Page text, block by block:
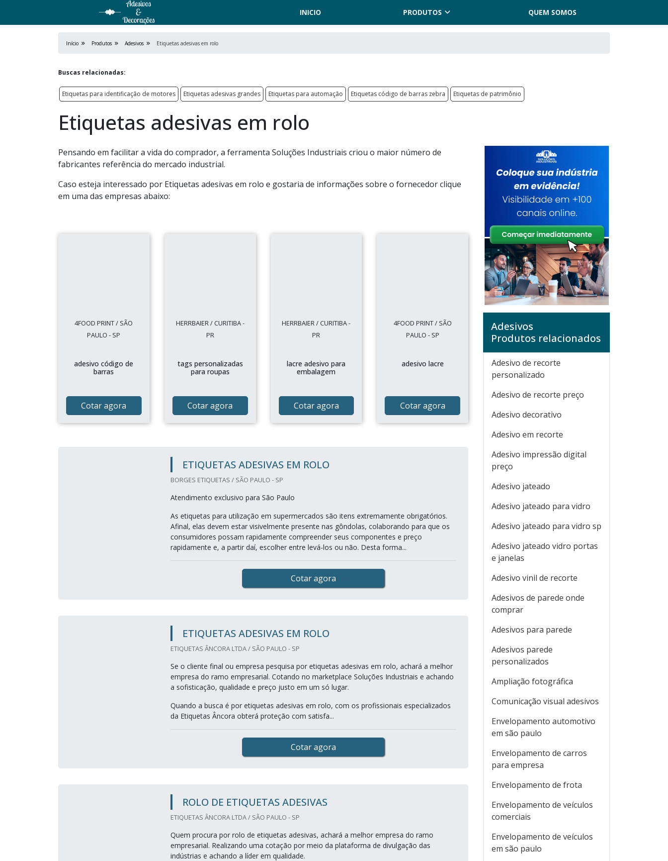
INICIO PRODUTOS QUEM SOMOS
Início Produtos Adesivos Etiquetas adesivas em rolo
Buscas relacionadas:
Etiquetas para identificação de motores Etiquetas adesivas grandes Etiquetas para automação Etiquetas código de barras zebra Etiquetas de patrimônio
Etiquetas adesivas em rolo
Pensando em facilitar a vida do comprador, a ferramenta Soluções Industriais criou o maior número de
fabricantes referência do mercado industrial.
Caso esteja interessado por Etiquetas adesivas em rolo e gostaria de informações sobre o fornecedor clique
em uma das empresas abaixo:
4FOOD PRINT / SÃO
PAULO - SP
adesivo código de
barras
Cotar agora
HERRBAIER / CURITIBA -
PR
tags personalizadas
para roupas
Cotar agora
HERRBAIER / CURITIBA -
PR
lacre adesivo para
embalagem
Cotar agora
4FOOD PRINT / SÃO
PAULO - SP
adesivo lacre
Cotar agora
ETIQUETAS ADESIVAS EM ROLO
BORGES ETIQUETAS / SÃO PAULO - SP
Atendimento exclusivo para São Paulo
As etiquetas para utilização em supermercados são itens extremamente obrigatórios.
Afinal, elas devem estar visivelmente presente nas gôndolas, colaborando para que os
consumidores possam rapidamente compreender seus componentes e preço
rapidamente e, a partir daí, escolher entre levá-los ou não. Desta forma...
Cotar agora
ETIQUETAS ADESIVAS EM ROLO
ETIQUETAS ÂNCORA LTDA / SÃO PAULO - SP
Se o cliente final ou empresa pesquisa por etiquetas adesivas em rolo, achará a melhor
empresa do ramo empresarial. Cotando no marketplace Soluções Industriais e achando
a sofisticação, qualidade e preço justo em um só lugar.
Quando a busca é por etiquetas adesivas em rolo, com os profissionais especializados
da Etiquetas Âncora obterá proteção com satisfa...
Cotar agora
ROLO DE ETIQUETAS ADESIVAS
ETIQUETAS ÂNCORA LTDA / SÃO PAULO - SP
Quem procura por rolo de etiquetas adesivas, achará a melhor empresa do ramo
empresarial. Realizando uma cotação por meio da plataforma de divulgação das
indústrias e achando a líder em qualidade.
Adesivos
Produtos relacionados
Adesivo de recorte
personalizado
Adesivo de recorte preço
Adesivo decorativo
Adesivo em recorte
Adesivo impressão digital
preço
Adesivo jateado
Adesivo jateado para vidro
Adesivo jateado para vidro sp
Adesivo jateado vidro portas
e janelas
Adesivo vinil de recorte
Adesivos de parede onde
comprar
Adesivos para parede
Adesivos parede
personalizados
Ampliação fotográfica
Comunicação visual adesivos
Envelopamento automotivo
em são paulo
Envelopamento de carros
para empresa
Envelopamento de frota
Envelopamento de veículos
comerciais
Envelopamento de veículos
em são paulo